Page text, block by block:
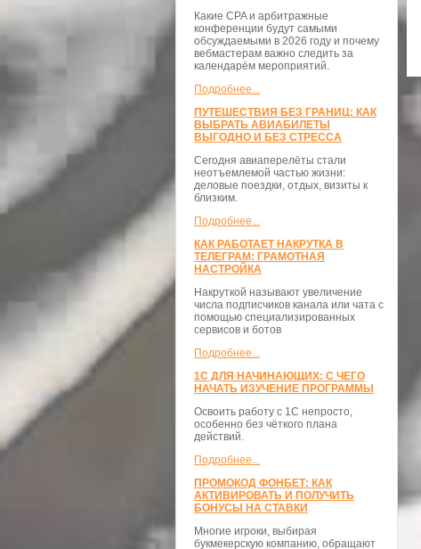
Какие CPA и арбитражные
конференции будут самыми
обсуждаемыми в 2026 году и почему
вебмастерам важно следить за
календарём мероприятий.
Подробнее...
ПУТЕШЕСТВИЯ БЕЗ ГРАНИЦ: КАК
ВЫБРАТЬ АВИАБИЛЕТЫ
ВЫГОДНО И БЕЗ СТРЕССА
Сегодня авиаперелёты стали
неотъемлемой частью жизни:
деловые поездки, отдых, визиты к
близким.
Подробнее...
КАК РАБОТАЕТ НАКРУТКА В
ТЕЛЕГРАМ: ГРАМОТНАЯ
НАСТРОЙКА
Накруткой называют увеличение
числа подписчиков канала или чата с
помощью специализированных
сервисов и ботов
Подробнее...
1С ДЛЯ НАЧИНАЮЩИХ: С ЧЕГО
НАЧАТЬ ИЗУЧЕНИЕ ПРОГРАММЫ
Освоить работу с 1С непросто,
особенно без чёткого плана
действий.
Подробнее...
ПРОМОКОД ФОНБЕТ: КАК
АКТИВИРОВАТЬ И ПОЛУЧИТЬ
БОНУСЫ НА СТАВКИ
Многие игроки, выбирая
букмекерскую компанию, обращают